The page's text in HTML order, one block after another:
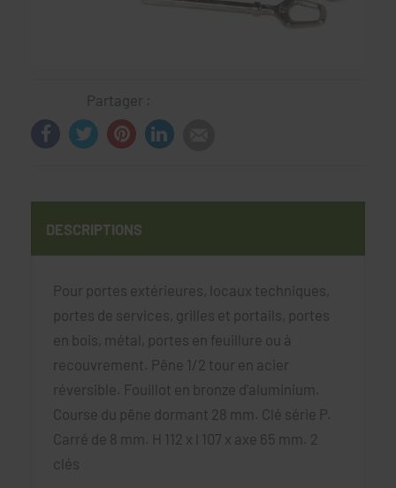
Partager :
DESCRIPTIONS
Pour portes extérieures, locaux techniques,
portes de services, grilles et portails, portes
en bois, métal, portes en feuillure ou à
recouvrement. Pêne 1/2 tour en acier
réversible. Fouillot en bronze d'aluminium.
Course du pêne dormant 28 mm. Clé série P.
Carré de 8 mm. H 112 x l 107 x axe 65 mm. 2
clés